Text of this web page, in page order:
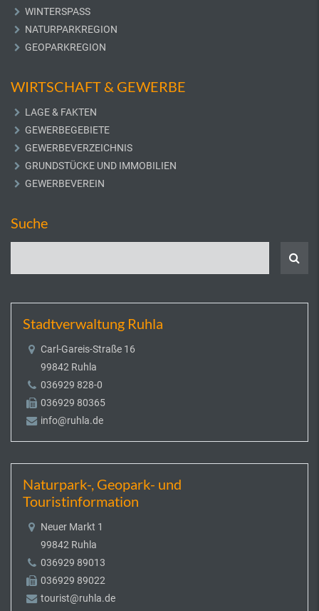
WINTERSPASS
NATURPARKREGION
GEOPARKREGION
WIRTSCHAFT & GEWERBE
LAGE & FAKTEN
GEWERBEGEBIETE
GEWERBEVERZEICHNIS
GRUNDSTÜCKE UND IMMOBILIEN
GEWERBEVEREIN
Suche
Stadtverwaltung Ruhla
Carl-Gareis-Straße 16
99842 Ruhla
036929 828-0
036929 80365
info@ruhla.de
Naturpark-, Geopark- und
Touristinformation
Neuer Markt 1
99842 Ruhla
036929 89013
036929 89022
tourist@ruhla.de